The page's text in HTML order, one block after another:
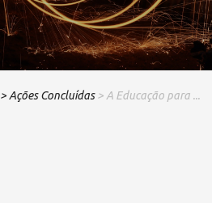
> Ações Concluídas > A Educação para ...